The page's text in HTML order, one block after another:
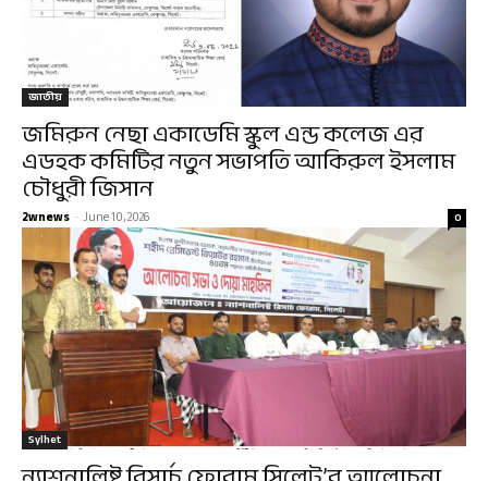
জাতীয়
জমিরুন নেছা একাডেমি স্কুল এন্ড কলেজ এর
এডহক কমিটির নতুন সভাপতি আকিরুল ইসলাম
চৌধুরী জিসান
2wnews -June 10, 2026 0
Sylhet